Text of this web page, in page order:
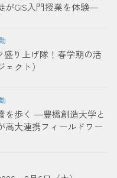
がGIS入門授業を体験―
盛り上げ隊！春学期の活
クト）
を歩く ―豊橋創造大学と
高大連携フィールドワー